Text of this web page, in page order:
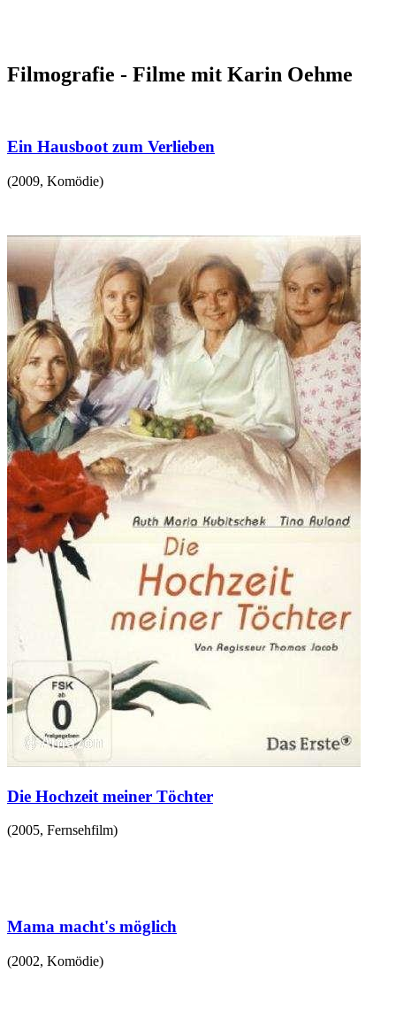
Filmografie - Filme mit Karin Oehme
Ein Hausboot zum Verlieben
(2009, Komödie)
Die Hochzeit meiner Töchter
(2005, Fernsehfilm)
Mama macht's möglich
(2002, Komödie)